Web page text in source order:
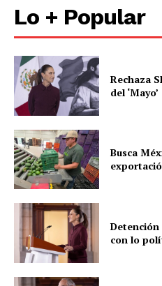
Lo + Popular
Rechaza
del ‘Mayo’
Busca
con lo